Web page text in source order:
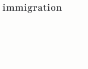
immigration